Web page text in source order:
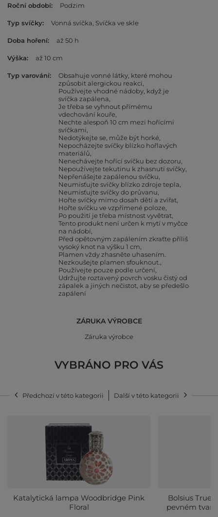
Roční období Podzim
Typ svíčky Vonná svíčka Svíčka ve skle
Doba hoření až 50 h
Výška až 10 cm
Typ varování
Obsahuje vonné látky, které mohou
způsobit alergickou reakci
Používejte vhodné nádoby, když je
svíčka zapálena
Je třeba se vyhnout přímému
vdechování kouře
Nechte alespoň 10 cm mezi hořícími
svíčkami
Nedotýkejte se, může být horké
Nepocházejte svíčky blízko hořlavých
materiálů
Nenechávejte hořící svíčku bez dozoru
Nepoužívejte tekutinu k zhasnutí svíčky
Nepřenášejte zapálenou svíčku
Neumisťujte svíčky blízko zdroje tepla
Neumisťujte svíčky do průvanu
Hořte svíčky mimo dosah dětí a zvířat
Hořte svíčku ve vzpřímené poloze
Po použití je třeba místnost vyvětrat
Tento produkt není určen k mytí v myčce
na nádobí
Před opětovným zapálením zkraťte příliš
vysoký knot na výšku 1 cm
Plamen vždy zhasněte uhasením.
Nezkoušejte plamen sfouknout.
Používejte pouze podle určení
Udržujte roztavený povrch vosku čistý od
zápalek a jiných nečistot, aby se předešlo
zapálení
ZÁRUKA VÝROBCE
Záruka výrobce
VYBRÁNO PRO VÁS
Předchozí v této kategorii Další v této kategorii
Katalytická lampa Woodbridge Pink
Floral
Bolsius True
pevném